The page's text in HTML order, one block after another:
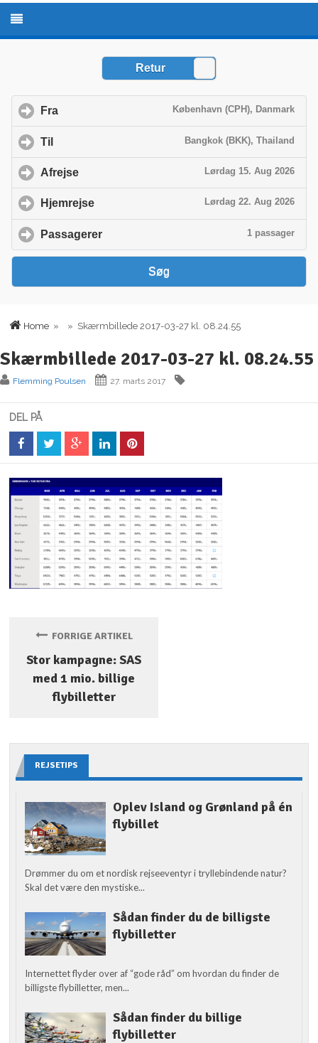
Home » » Skærmbillede 2017-03-27 kl. 08.24.55
Skærmbillede 2017-03-27 kl. 08.24.55
Flemming Poulsen 27. marts 2017
DEL PÅ
FORRIGE ARTIKEL
Stor kampagne: SAS
med 1 mio. billige
flybilletter
REJSETIPS
Oplev Island og Grønland på én
flybillet
Drømmer du om et nordisk rejseeventyr i tryllebindende natur?
Skal det være den mystiske...
Sådan finder du de billigste
flybilletter
Internettet flyder over af “gode råd” om hvordan du finder de
billigste flybilletter, men...
Sådan finder du billige
flybilletter